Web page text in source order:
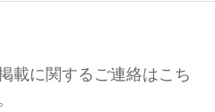
載に関するご連絡はこち